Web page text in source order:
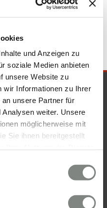
und Anzeigen zu
soziale Medien anbieten
unsere Website zu
wir Informationen zu Ihrer
unsere Partner für
weiter. Unsere
möglicherweise mit
Sie ihnen bereitgestellt
weiterhin nutzen.